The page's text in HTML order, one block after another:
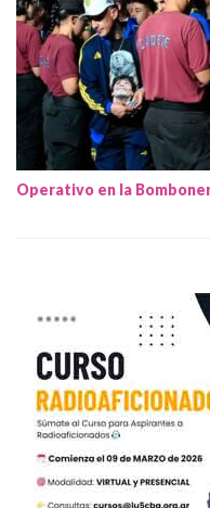
Operativo en la